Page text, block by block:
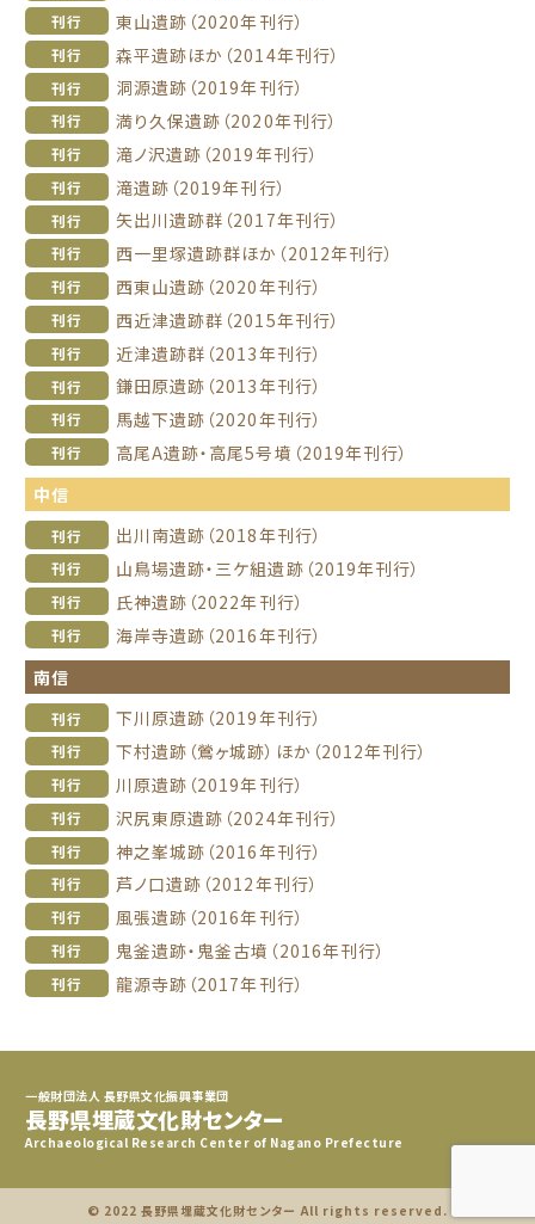
刊行 東山遺跡（2020年刊行）
刊行 森平遺跡ほか（2014年刊行）
刊行 洞源遺跡（2019年刊行）
刊行 満り久保遺跡（2020年刊行）
刊行 滝ノ沢遺跡（2019年刊行）
刊行 滝遺跡（2019年刊行）
刊行 矢出川遺跡群（2017年刊行）
刊行 西一里塚遺跡群ほか（2012年刊行）
刊行 西東山遺跡（2020年刊行）
刊行 西近津遺跡群（2015年刊行）
刊行 近津遺跡群（2013年刊行）
刊行 鎌田原遺跡（2013年刊行）
刊行 馬越下遺跡（2020年刊行）
刊行
高尾A遺跡・高尾5号墳（2019年刊行）
中信
刊行 出川南遺跡（2018年刊行）
刊行 山鳥場遺跡・三ケ組遺跡（2019年刊行）
刊行 氏神遺跡（2022年刊行）
刊行
海岸寺遺跡（2016年刊行）
南信
刊行 下川原遺跡（2019年刊行）
刊行 下村遺跡（鶯ヶ城跡）ほか（2012年刊行）
刊行 川原遺跡（2019年刊行）
刊行 沢尻東原遺跡（2024年刊行）
刊行 神之峯城跡（2016年刊行）
刊行 芦ノ口遺跡（2012年刊行）
刊行 風張遺跡（2016年刊行）
刊行 鬼釜遺跡・鬼釜古墳（2016年刊行）
刊行 龍源寺跡（2017年刊行）
一般財団法人 長野県文化振興事業団
長野県埋蔵文化財センター
Archaeological Research Center of Nagano Prefecture
© 2022 長野県埋蔵文化財センター All rights reserved.